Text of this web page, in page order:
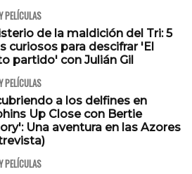
PELÍCULAS
de la maldición del Tri: 5
curiosos para descifrar 'El
partido' con Julián Gil
PELÍCULAS
a los delfines en
Up Close con Bertie
Una aventura en las Azores
PELÍCULAS